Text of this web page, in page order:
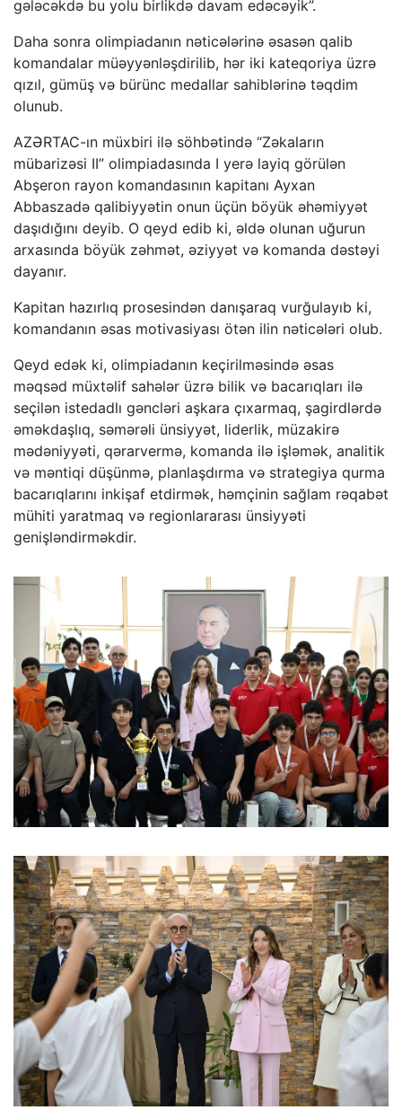
gələcəkdə bu yolu birlikdə davam edəcəyik”.
Daha sonra olimpiadanın nəticələrinə əsasən qalib
komandalar müəyyənləşdirilib, hər iki kateqoriya üzrə
qızıl, gümüş və bürünc medallar sahiblərinə təqdim
olunub.
AZƏRTAC-ın müxbiri ilə söhbətində “Zəkaların
mübarizəsi II” olimpiadasında I yerə layiq görülən
Abşeron rayon komandasının kapitanı Ayxan
Abbaszadə qalibiyyətin onun üçün böyük əhəmiyyət
daşıdığını deyib. O qeyd edib ki, əldə olunan uğurun
arxasında böyük zəhmət, əziyyət və komanda dəstəyi
dayanır.
Kapitan hazırlıq prosesindən danışaraq vurğulayıb ki,
komandanın əsas motivasiyası ötən ilin nəticələri olub.
Qeyd edək ki, olimpiadanın keçirilməsində əsas
məqsəd müxtəlif sahələr üzrə bilik və bacarıqları ilə
seçilən istedadlı gəncləri aşkara çıxarmaq, şagirdlərdə
əməkdaşlıq, səmərəli ünsiyyət, liderlik, müzakirə
mədəniyyəti, qərarvermə, komanda ilə işləmək, analitik
və məntiqi düşünmə, planlaşdırma və strategiya qurma
bacarıqlarını inkişaf etdirmək, həmçinin sağlam rəqabət
mühiti yaratmaq və regionlararası ünsiyyəti
genişləndirməkdir.